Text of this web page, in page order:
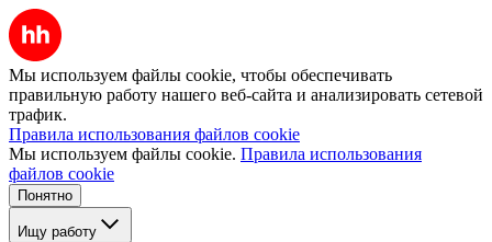
Мы используем файлы cookie, чтобы обеспечивать
правильную работу нашего веб-сайта и анализировать сетевой
трафик.
Правила использования файлов cookie
Мы используем файлы cookie. Правила использования
файлов cookie
Понятно
Ищу работу